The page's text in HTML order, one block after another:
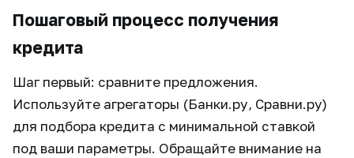
Пошаговый процесс получения
кредита
Шаг первый: сравните предложения.
Используйте агрегаторы (Банки.ру, Сравни.ру)
для подбора кредита с минимальной ставкой
под ваши параметры. Обращайте внимание на